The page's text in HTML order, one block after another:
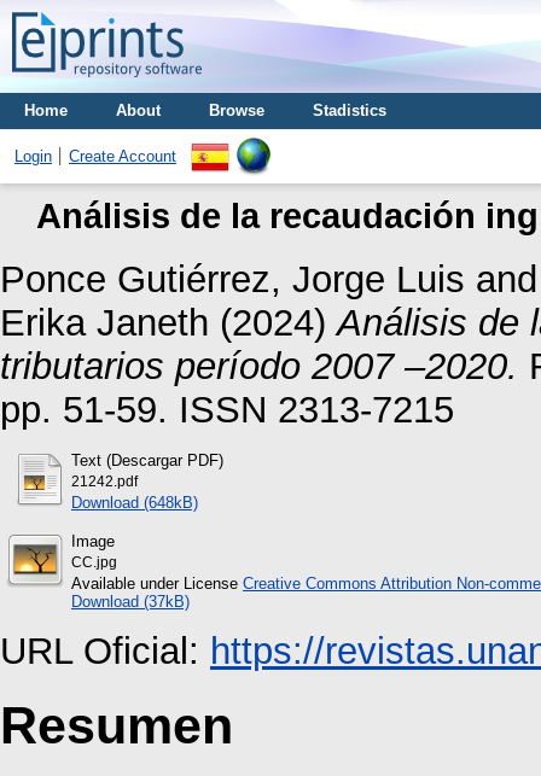
Home About Browse Stadistics
Login Create Account
Análisis de la recaudación
Ponce Gutiérrez, Jorge Luis
Erika Janeth (2024)Análisis de
tributarios período 2007 –2020.
pp. 51-59. ISSN 2313-7215
Text (Descargar PDF)
21242.pdf
Download (648kB)
Image
CC.jpg
Available under License Creative Commons Attribution Non-
Download (37kB)
URL Oficial: https://
Resumen